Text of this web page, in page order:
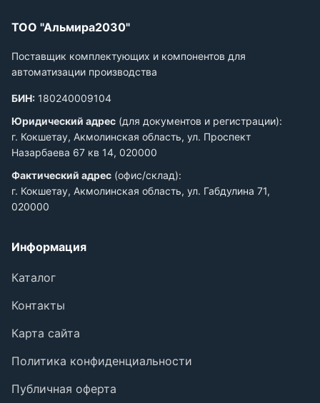
ТОО "Альмира2030"
Поставщик комплектующих и компонентов для
автоматизации производства
БИН: 180240009104
Юридический адрес (для документов и регистрации):
г. Кокшетау, Акмолинская область, ул. Проспект
Назарбаева 67 кв 14, 020000
Фактический адрес (офис/склад):
г. Кокшетау, Акмолинская область, ул. Габдулина 71,
020000
Информация
Каталог
Контакты
Карта сайта
Политика конфиденциальности
Публичная оферта